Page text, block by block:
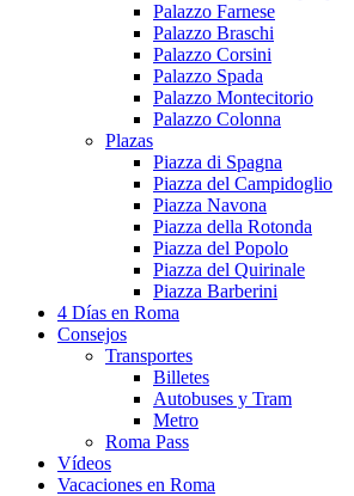
Palazzo Farnese
Palazzo Braschi
Palazzo Corsini
Palazzo Spada
Palazzo Montecitorio
Palazzo Colonna
Plazas
Piazza di Spagna
Piazza del Campidoglio
Piazza Navona
Piazza della Rotonda
Piazza del Popolo
Piazza del Quirinale
Piazza Barberini
4 Días en Roma
Consejos
Transportes
Billetes
Autobuses y Tram
Metro
Roma Pass
Vídeos
Vacaciones en Roma